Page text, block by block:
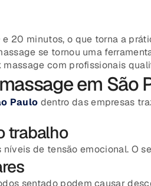
20 minutos, o que torna a
se tornou uma
com profissionais
em São
Paulo dentro das empresas
trabalho
de tensão emocional. O
sentado podem causar